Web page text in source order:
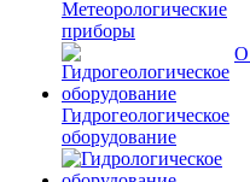
Метеорологические
приборы
Гидрогеологическое
оборудование
О